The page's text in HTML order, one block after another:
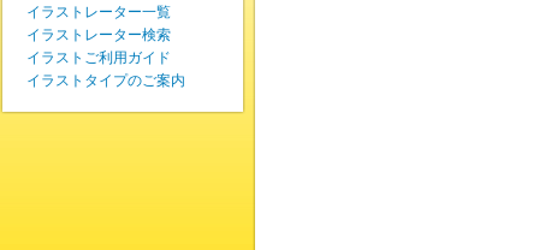
イラストレーター一覧
イラストレーター検索
イラストご利用ガイド
イラストタイプのご案内